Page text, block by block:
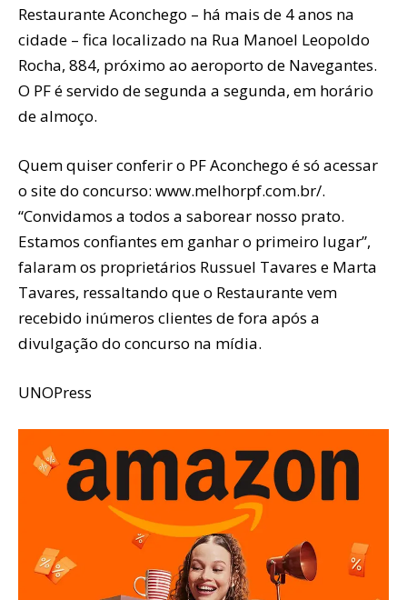
Restaurante Aconchego – há mais de 4 anos na
cidade – fica localizado na Rua Manoel Leopoldo
Rocha, 884, próximo ao aeroporto de Navegantes.
O PF é servido de segunda a segunda, em horário
de almoço.
Quem quiser conferir o PF Aconchego é só acessar
o site do concurso: www.melhorpf.com.br/.
“Convidamos a todos a saborear nosso prato.
Estamos confiantes em ganhar o primeiro lugar”,
falaram os proprietários Russuel Tavares e Marta
Tavares, ressaltando que o Restaurante vem
recebido inúmeros clientes de fora após a
divulgação do concurso na mídia.
UNOPress